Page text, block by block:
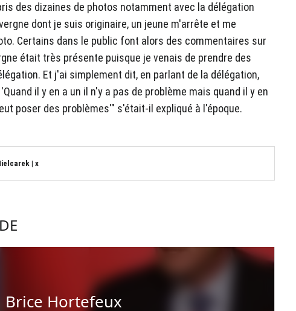
des dizaines de photos notamment avec la délégation
dont je suis originaire, un jeune m'arrête et me
Certains dans le public font alors des commentaires sur
était très présente puisque je venais de prendre des
Et j'ai simplement dit, en parlant de la délégation,
il y en a un il n'y a pas de problème mais quand il y en
poser des problèmes'" s'était-il expliqué à l'époque.
| x
Brice Hortefeux